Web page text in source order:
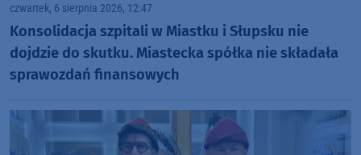
czwartek, 6 sierpnia 2026, 12:47
Konsolidacja szpitali w Miastku i Słupsku nie
dojdzie do skutku. Miastecka spółka nie składała
sprawozdań finansowych